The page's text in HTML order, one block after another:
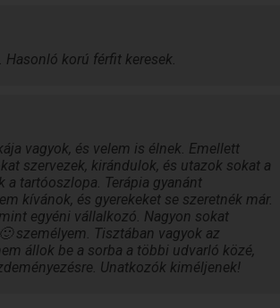
korú férfit keresek.
vagyok, és velem is élnek. Emellett
szervezek, kirándulok, és utazok sokat a
a tartóoszlopa. Terápia gyanánt
kívánok, és gyerekeket se szeretnék már.
egyéni vállalkozó. Nagyon sokat
személyem. Tisztában vagyok az
állok be a sorba a többi udvarló közé,
Unatkozók kiméljenek!